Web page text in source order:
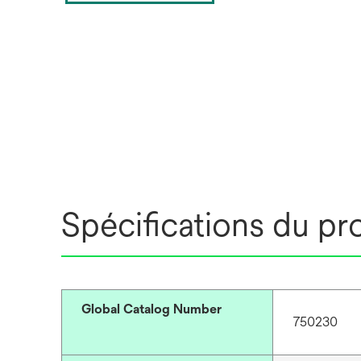
Spécifications du
Global Catalog Number
750230